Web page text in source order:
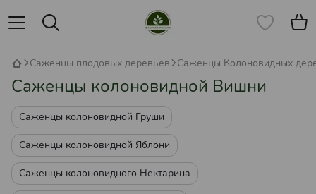
Саженцы плодовых деревьев Саженцы Колоновидных
Саженцы колоновидной Вишни
Саженцы колоновидной Груши
Саженцы колоновидной Яблони
Саженцы колоновидного Нектарина